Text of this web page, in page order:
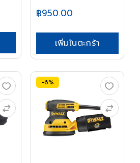
฿950.00
เพิ่มในตะกร้า
-6%